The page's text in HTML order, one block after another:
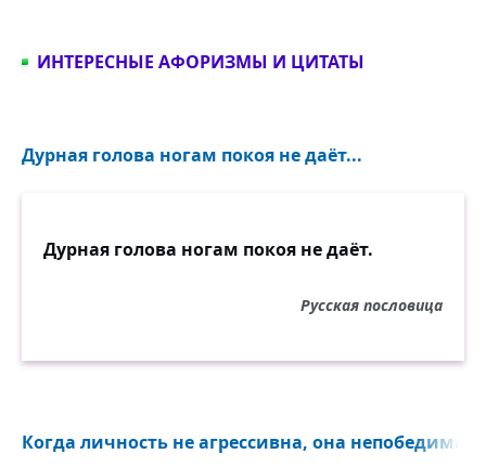
ИНТЕРЕСНЫЕ АФОРИЗМЫ И ЦИТАТЫ
Дурная голова ногам покоя не даёт...
Дурная голова ногам покоя не даёт.
Русская пословица
Когда личность не агрессивна, она непобедима...